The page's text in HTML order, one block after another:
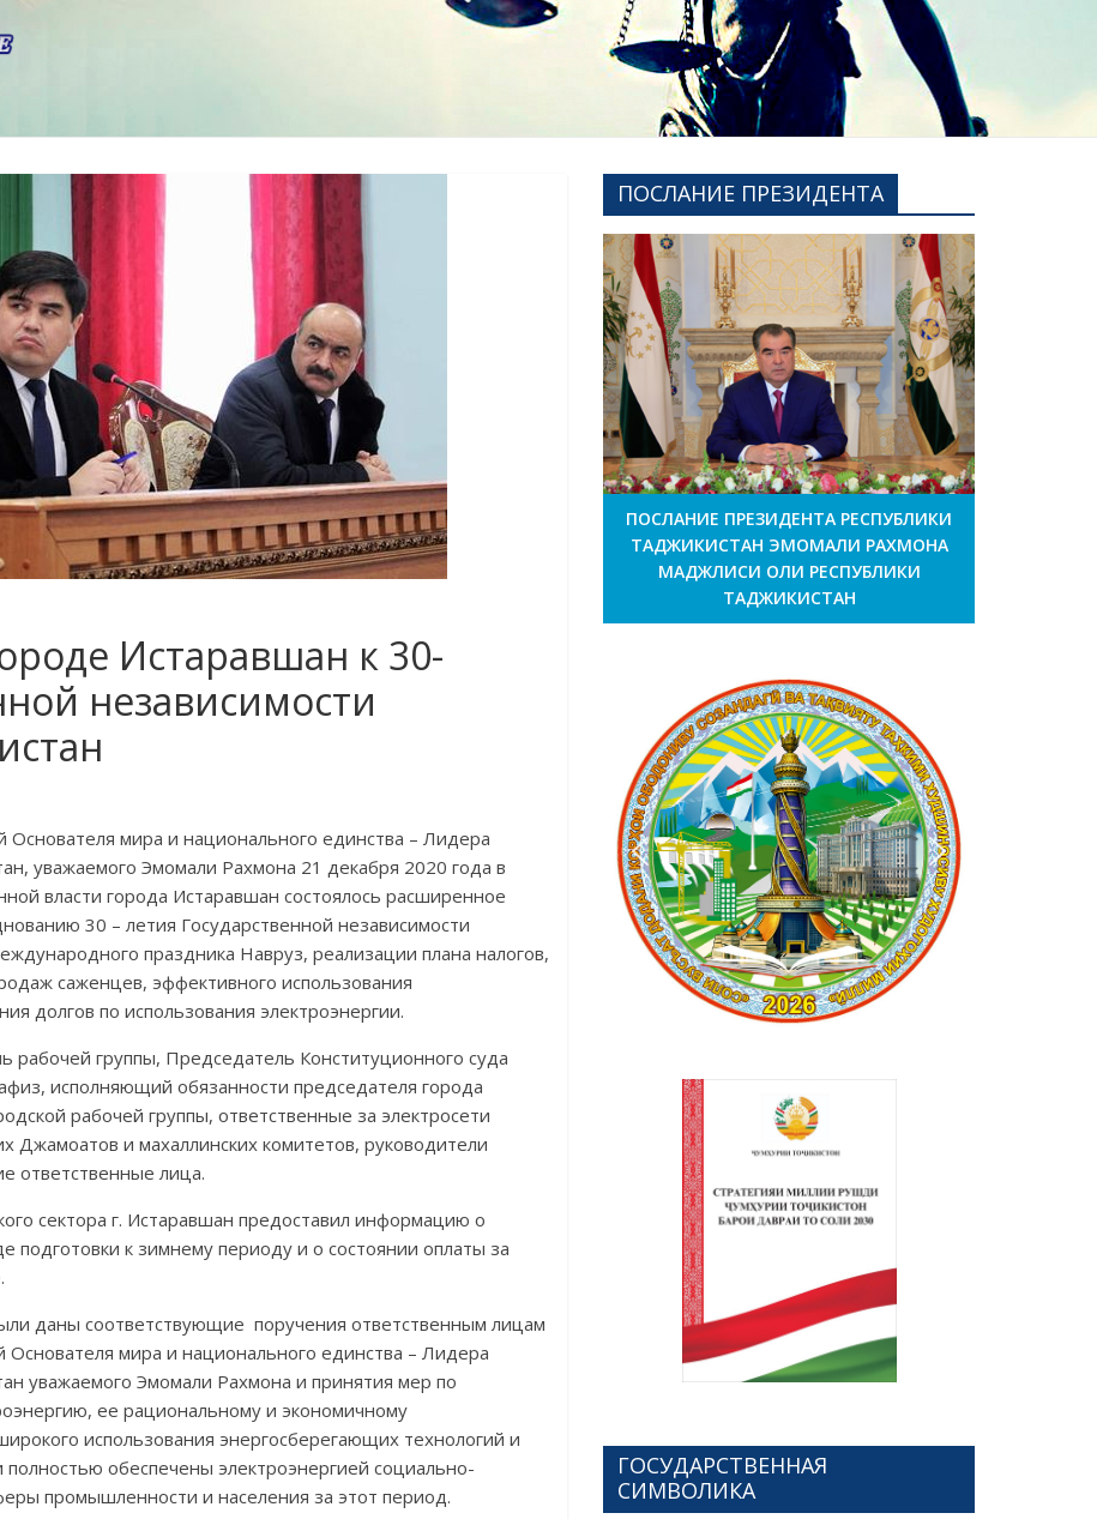
Истаравшан к 30-
независимости
мира и национального единства – Лидера
уважаемого Эмомали Рахмона 21 декабря 2020 года в
власти города Истаравшан состоялось расширенное
30 – летия Государственной независимости
праздника Навруз, реализации плана налогов,
саженцев, эффективного использования
долгов по использования электроэнергии.
рабочей группы, Председатель Конституционного суда
исполняющий обязанности председателя города
рабочей группы, ответственные за электросети
Джамоатов и махаллинских комитетов, руководители
ответственные лица.
сектора г. Истаравшан предоставил информацию о
подготовки к зимнему периоду и о состоянии оплаты за
даны соответствующие поручения ответственным лицам
мира и национального единства – Лидера
уважаемого Эмомали Рахмона и принятия мер по
ее рациональному и экономичному
использования энергосберегающих технологий и
обеспечены электроэнергией социально-
промышленности и населения за этот период.
ПОСЛАНИЕ ПРЕЗИДЕНТА
ПОСЛАНИЕ ПРЕЗИДЕНТА РЕСПУБЛИКИ
ТАДЖИКИСТАН ЭМОМАЛИ РАХМОНА
МАДЖЛИСИ ОЛИ РЕСПУБЛИКИ
ТАДЖИКИСТАН
ГОСУДАРСТВЕННАЯ
СИМВОЛИКА